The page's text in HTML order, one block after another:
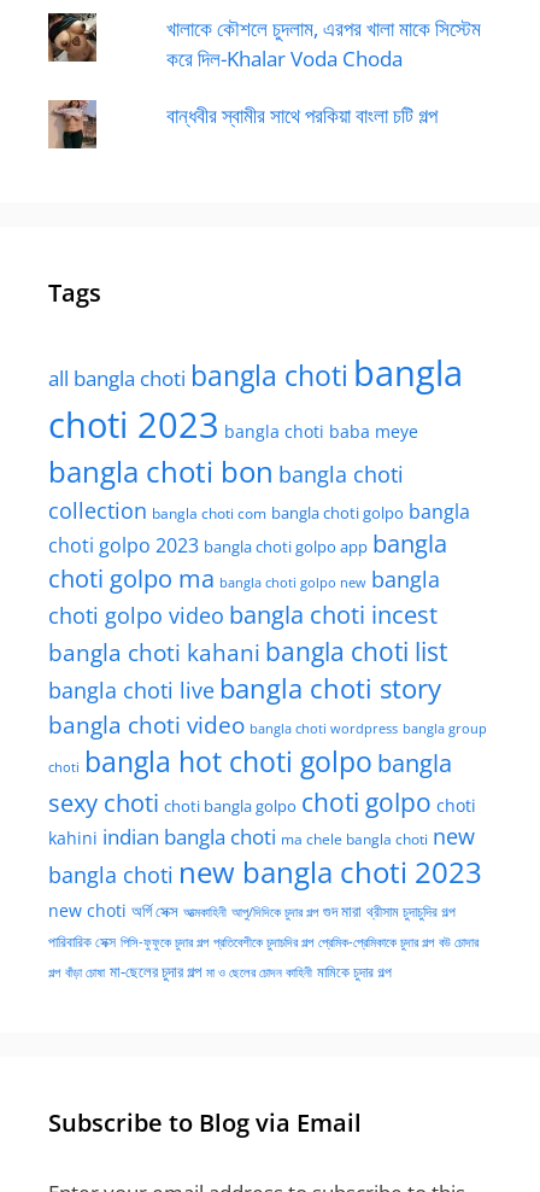
খালাকে কৌশলে চুদলাম, এরপর খালা মাকে সিস্টেম
করে দিল-Khalar Voda Choda
বান্ধবীর স্বামীর সাথে পরকিয়া বাংলা চটি গল্প
Tags
all bangla choti bangla choti bangla
choti 2023 bangla choti baba meye
bangla choti bon bangla choti
collection bangla choti com bangla choti golpo bangla
choti golpo 2023 bangla choti golpo app bangla
choti golpo ma bangla choti golpo new bangla
choti golpo video bangla choti incest
bangla choti kahani bangla choti list
bangla choti live bangla choti story
bangla choti video bangla choti wordpress bangla group
choti bangla hot choti golpo bangla
sexy choti choti bangla golpo choti golpo choti
kahini indian bangla choti ma chele bangla choti new
bangla choti new bangla choti 2023
new choti অর্গি সেক্স আত্মকাহিনী আপু/দিদিকে চুদার গল্প গুদ মারা থ্রীসাম চুদাচুদির গল্প
পারিবারিক সেক্স পিসি-ফুফুকে চুদার গল্প প্রতিবেশীকে চুদাচদির গল্প প্রেমিক-প্রেমিকাকে চুদার গল্প বউ চোদার
গল্প বাঁড়া চোষা মা-ছেলের চুদার গল্প মা ও ছেলের চোদন কাহিনী মামিকে চুদার গল্প
Subscribe to Blog via Email